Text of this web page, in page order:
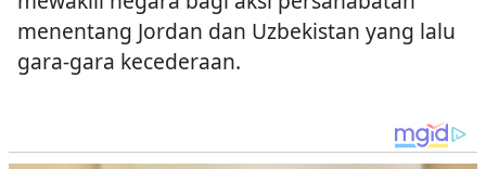
menentang Jordan dan Uzbekistan yang lalu
gara-gara kecederaan.